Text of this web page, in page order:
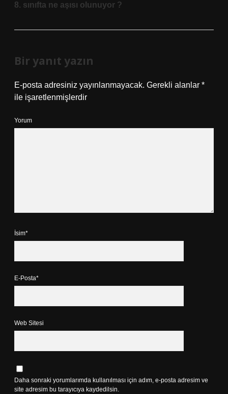
8. sınıfta ne aşısı olunuyor ?
Bir yanıt yazın
E-posta adresiniz yayınlanmayacak. Gerekli alanlar *
ile işaretlenmişlerdir
Yorum
İsim*
E-Posta*
Web Sitesi
Daha sonraki yorumlarımda kullanılması için adım, e-posta adresim ve
site adresim bu tarayıcıya kaydedilsin.